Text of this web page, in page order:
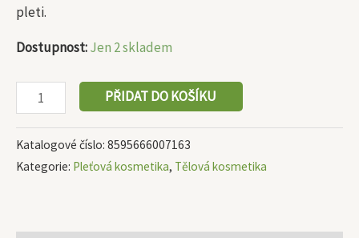
pleti.
Dostupnost:Jen 2 skladem
PŘIDAT DO KOŠÍKU
Katalogové číslo: 8595666007163
Kategorie: Pleťová kosmetika, Tělová kosmetika